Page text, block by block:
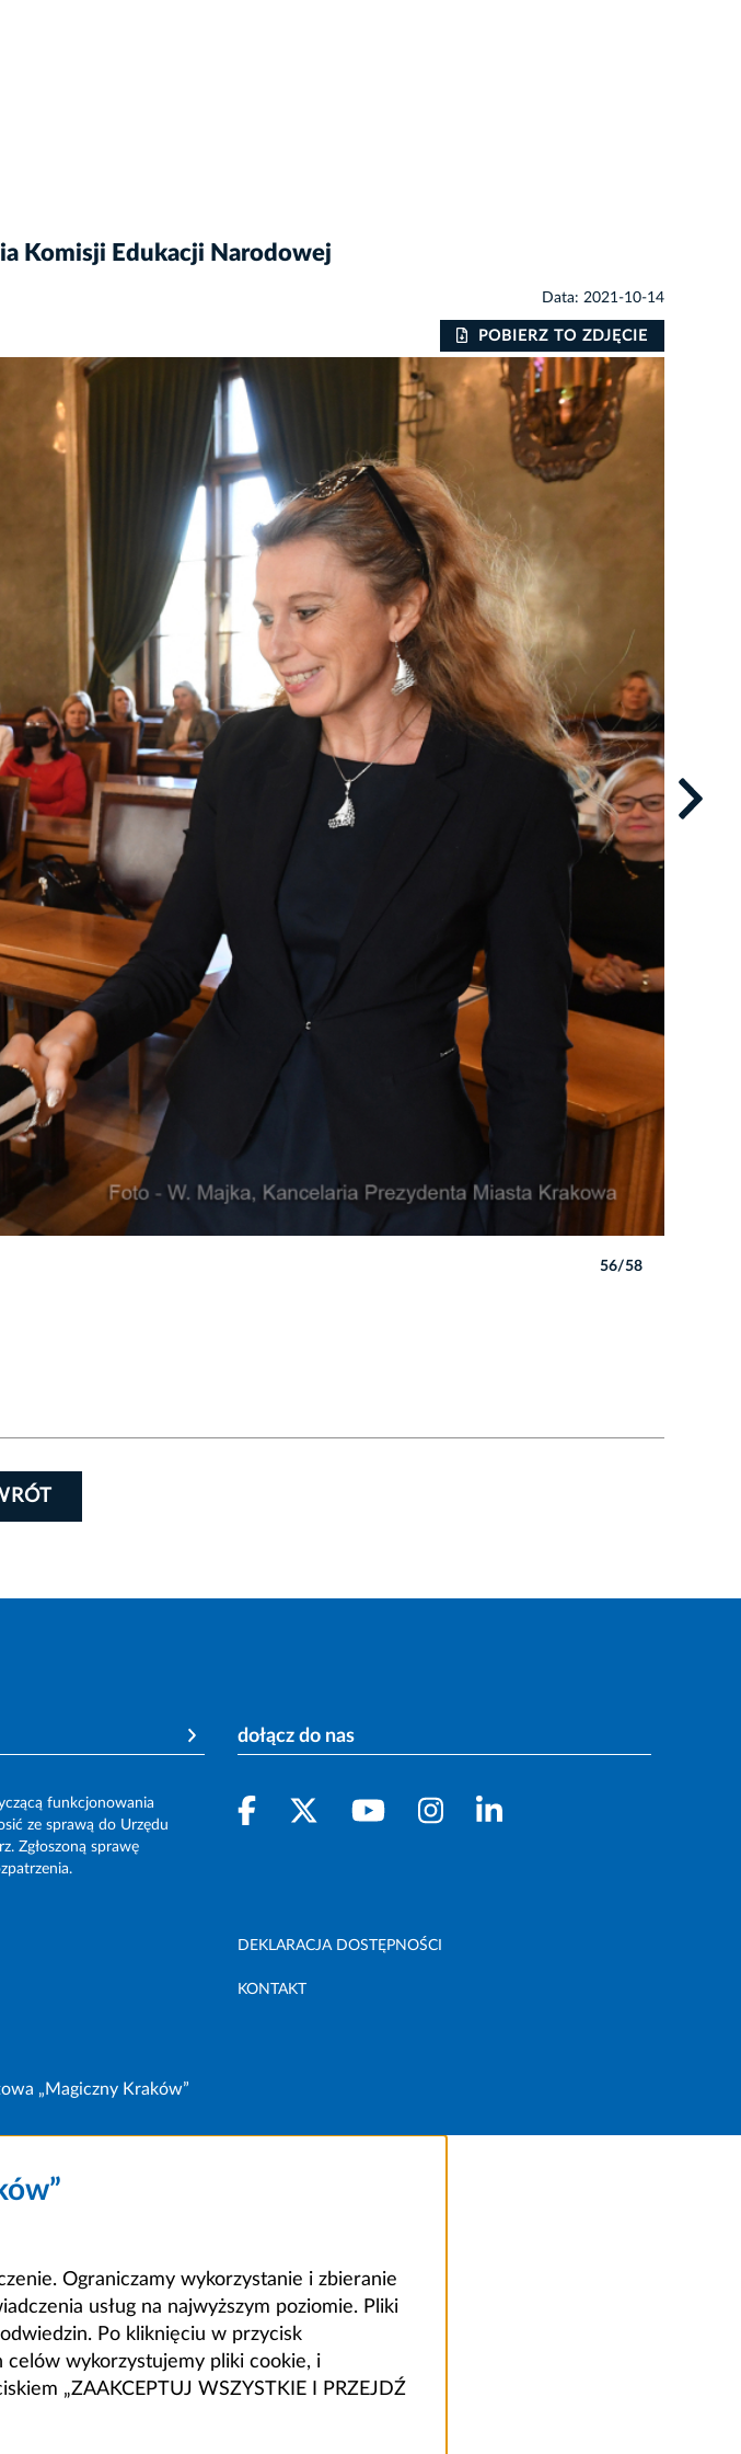
Komisji Edukacji Narodowej
Data: 2021-10-14
POBIERZ TO ZDJĘCIE
56/58
funkcjonowania
ze sprawą do Urzędu
Zgłoszoną sprawę
dołącz do nas
DEKLARACJA DOSTĘPNOŚCI
KONTAKT
„Magiczny Kraków”
Ograniczamy wykorzystanie i zbieranie
usług na najwyższym poziomie. Pliki
Po kliknięciu w przycisk
celów wykorzystujemy pliki cookie, i
„ZAAKCEPTUJ WSZYSTKIE I PRZEJDŹ